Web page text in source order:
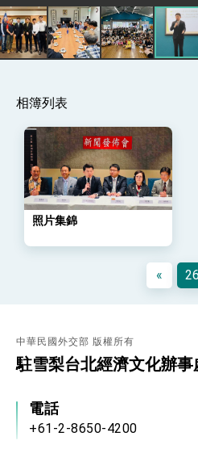
總統主持「守護民主
會 強調以實力守護
命運
變局中 奮起的新臺
總統重要談話
外交部重要言論
我國政府將在美國亞
相簿列表
照片集錦
«
中華民國外交部 版權所有
駐雪梨台北經濟文化辦事
電話
+61-2-8650-4200